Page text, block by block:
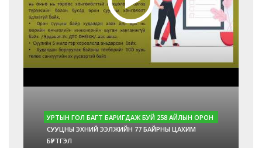
УРТЫН ГОЛ БАГТ БАРИГДАЖ БУЙ 258 АЙЛЫН ОРОН
СУУЦНЫ ЭХНИЙ ЭЭЛЖИЙН 77 БАЙРНЫ ЦАХИМ
БҮРТГЭЛ